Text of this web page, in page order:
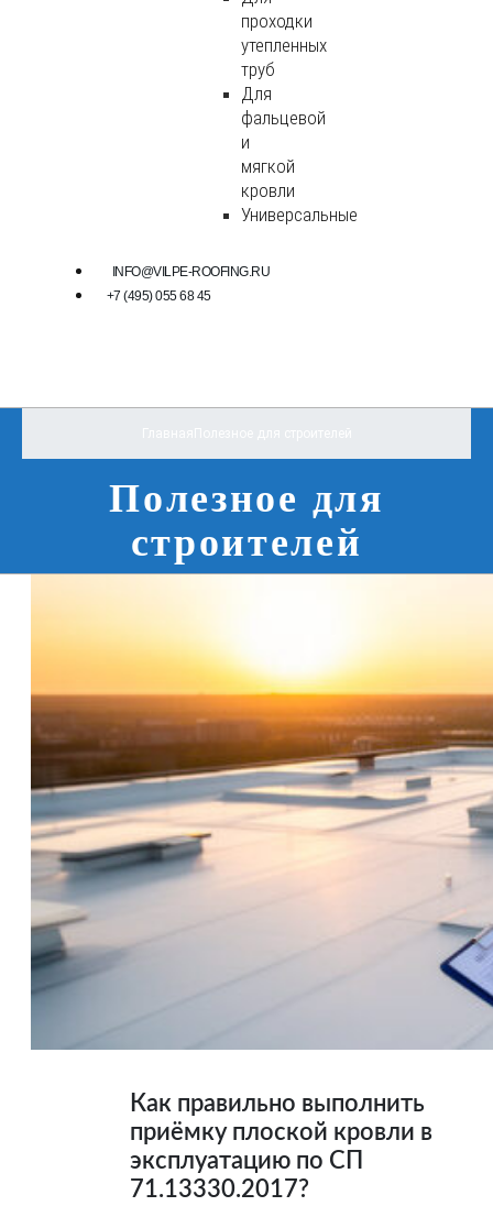
проходки
утепленных
труб
Для
фальцевой
и
мягкой
кровли
Универсальные
INFO@VILPE-ROOFING.RU
+7 (495) 055 68 45
Полезное для
строителей
Как правильно выполнить
приёмку плоской кровли в
эксплуатацию по СП
71.13330.2017?